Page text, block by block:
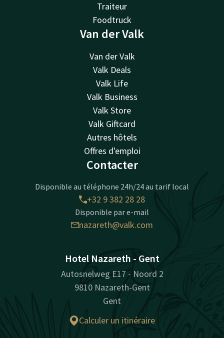
Traiteur
Foodtruck
Van der Valk
Van der Valk
Valk Deals
Valk Life
Valk Business
Valk Store
Valk Giftcard
Autres hôtels
Offres d'emploi
Contacter
Disponible au téléphone 24h/24 au tarif local
+32 9 382 28 28
Disponible par e-mail
nazareth@valk.com
Hotel Nazareth - Gent
Autosnelweg E17 - Noord 2
9810 Nazareth-Gent
Gent
Calculer un itinéraire